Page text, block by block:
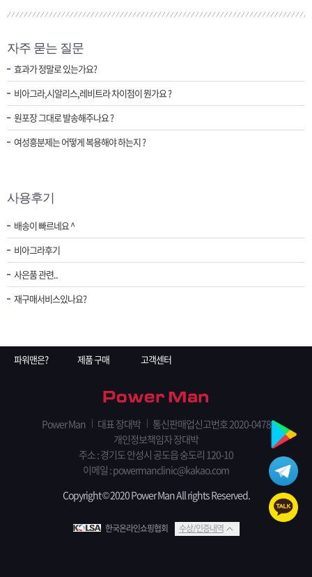
자주 묻는 질문
효과가 정말로 있는가요?
비아그라,시알리스,레비트라 차이점이 뭔가요 ?
원포장 그대로 발송해주나요 ?
여성흥분제는 어떻게 복용해야 하는지 ?
사용후기
배송이 빠르네요 ^
비아그라후기
사은품 관련..
재구매서비스있나요?
파워맨은? 제품 구매 고객센터
Power Man 대표 장대박
통신판매업신고번호 2020-0478
개인정보책임자 장대박
주소 : 경기도 안성시 공도읍 숭도리 120-10
이메일 : powermanclinic@kakao.com
Copyright © 2020 Power Man All rights Reserved.
한국온라인쇼핑협회 수상/인증내역